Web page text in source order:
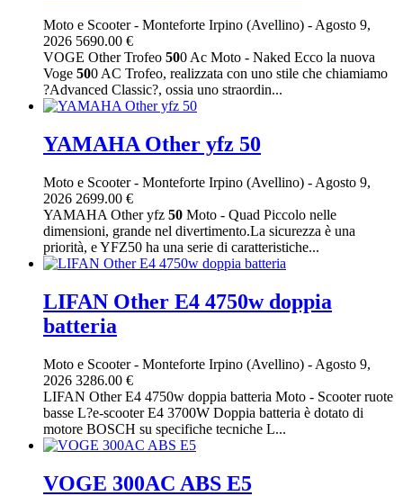
Moto e Scooter- Monteforte Irpino (Avellino) - Agosto 9,
2026 5690.00 €
VOGE Other Trofeo 500 Ac Moto - Naked Ecco la nuova
Voge 500 AC Trofeo, realizzata con uno stile che chiamiamo
?Advanced Classic?, ossia uno straordin...
YAMAHA Other yfz 50
Moto e Scooter- Monteforte Irpino (Avellino) - Agosto 9,
2026 2699.00 €
YAMAHA Other yfz 50 Moto - Quad Piccolo nelle
dimensioni, grande nel divertimento.La sicurezza è una
priorità, e YFZ50 ha una serie di caratteristiche...
LIFAN Other E4 4750w doppia
batteria
Moto e Scooter- Monteforte Irpino (Avellino) - Agosto 9,
2026 3286.00 €
LIFAN Other E4 4750w doppia batteria Moto - Scooter ruote
basse L?e-scooter E4 3700W Doppia batteria è dotato di
motore BOSCH su specifiche tecniche L...
VOGE 300AC ABS E5